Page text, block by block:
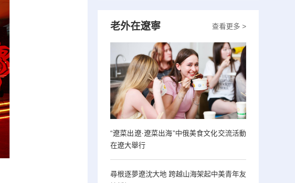
查看更多 >
老外在遼寧
“遼菜出遼·遼菜出海”中俄美食文化交流活動
在遼大舉行
尋根逐夢遼沈大地 跨越山海架起中美青年友